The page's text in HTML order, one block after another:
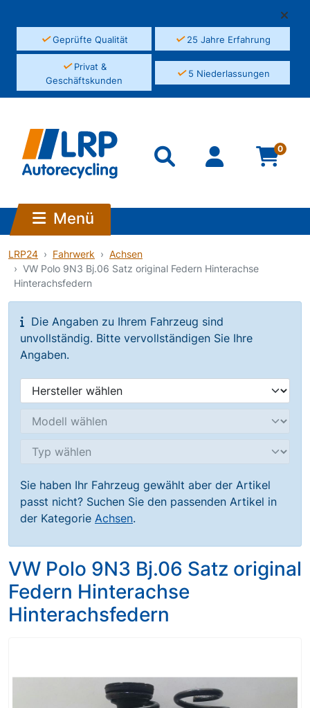
✓Geprüfte Qualität ✓25 Jahre Erfahrung
✓Privat &
Geschäftskunden
✓5 Niederlassungen
0
Menü
LRP24 Fahrwerk
Achsen
VW Polo 9N3 Bj.06 Satz original Federn Hinterachse
Hinterachsfedern
Die Angaben zu Ihrem Fahrzeug sind
unvollständig. Bitte vervollständigen Sie Ihre
Angaben.
Sie haben Ihr Fahrzeug gewählt aber der Artikel
passt nicht? Suchen Sie den passenden Artikel in
der Kategorie Achsen.
VW Polo 9N3 Bj.06 Satz original
Federn Hinterachse
Hinterachsfedern